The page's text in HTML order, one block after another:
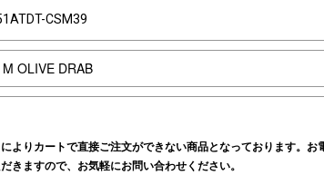
CSM39
よりカートで直接ご注文ができない商品となっております。お
きますので、お気軽にお問い合わせください。